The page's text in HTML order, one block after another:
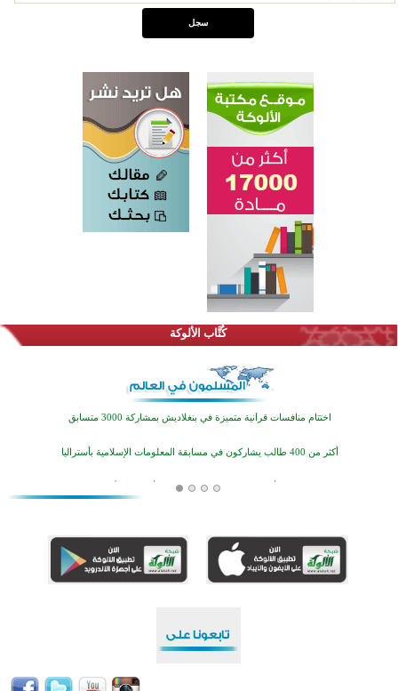
كُتَّاب الألوكة
اختتام الدورة التاسعة لمسابقة حفظ وتلاوة القرآن الكريم في أزناكاييف
تيسليتش تختتم برنامجا تعليميا لتعزيز القيم وبناء الشخصية للشباب المسلمين
اختتام منافسات قرآنية متميزة في بنغلاديش بمشاركة 3000 متسابق
أكثر من 400 طالب يشاركون في مسابقة المعلومات الإسلامية بأستراليا
افتتاح تاريخي لأول مسجد في بلييفليا بالجبل الأسود منذ أكثر من قرن
منطقة ريبوفسي تحتفل بميلاد مسجد جديد في أجواء إيمانية مميزة
القرآن والتربية في صدارة البرامج الصيفية للمسلمين في بينزا وساراتوف وموردوفيا هذا العام
اختتام الدورة التاسعة لمسابقة حفظ وتلاوة القرآن الكريم في أزناكاييف